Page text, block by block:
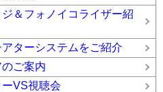
＆フォノイコライザー紹
ターシステムをご紹介
のご案内
ーVS視聴会